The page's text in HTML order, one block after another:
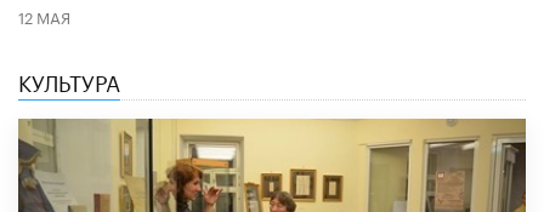
12 МАЯ
КУЛЬТУРА